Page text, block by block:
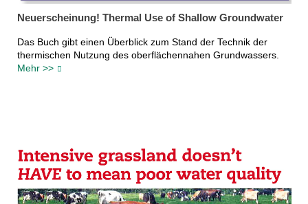
Neuerscheinung! Thermal Use of Shallow Groundwater
Das Buch gibt einen Überblick zum Stand der Technik der
thermischen Nutzung des oberflächennahen Grundwassers.
Mehr >>